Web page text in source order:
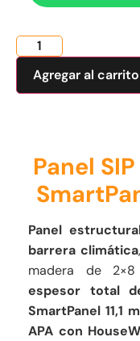
Agregar al carrito
Panel
Panel
barrera climática
madera de
espesor total
SmartPanel 11,1
APA con